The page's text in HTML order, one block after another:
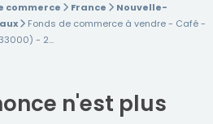
commerce France
Nouvelle-
Fonds de commerce à vendre - Café -
- 2...
n'est plus